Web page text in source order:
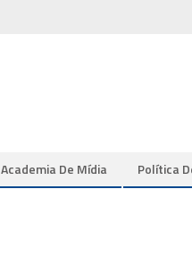
Academia De Mídia Política